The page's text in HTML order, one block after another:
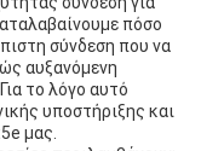
πόσο
σύνδεση που να
αυξανόμενη
το λόγο αυτό
υποστήριξης και
μας.